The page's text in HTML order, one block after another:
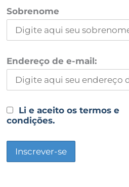
Sobrenome
Endereço de e-mail:
Li e aceito os termos e
condições.